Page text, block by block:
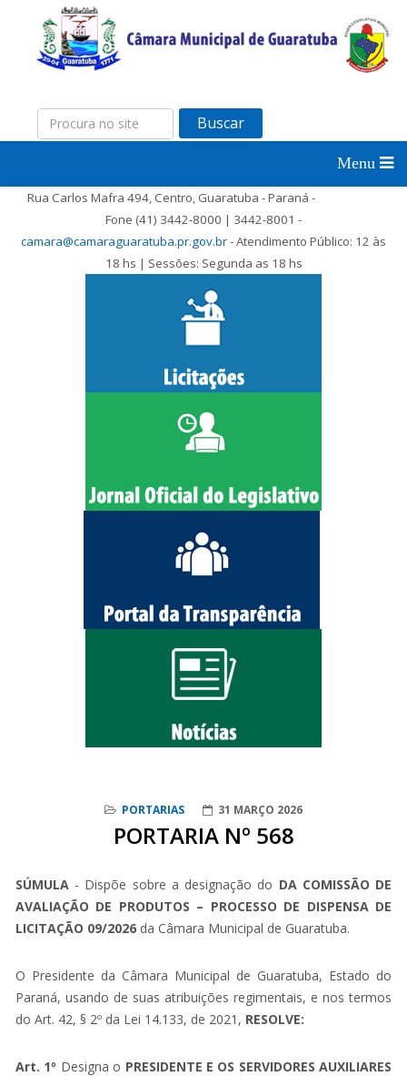
Buscar
Rua Carlos Mafra 494, Centro, Guaratuba - Paraná -
Fone (41) 3442-8000 | 3442-8001 -
camara@camaraguaratuba.pr.gov.br- Atendimento Público: 12 às
18 hs | Sessões: Segunda as 18 hs
PORTARIAS 31 MARÇO 2026
PORTARIA Nº 568
SÚMULA - Dispõe sobre a designação do DA COMISSÃO DE
AVALIAÇÃO DE PRODUTOS – PROCESSO DE DISPENSA DE
LICITAÇÃO 09/2026 da Câmara Municipal de Guaratuba.
O Presidente da Câmara Municipal de Guaratuba, Estado do
Paraná, usando de suas atribuições regimentais, e nos termos
do Art. 42, § 2º da Lei 14.133, de 2021, RESOLVE:
Art. 1º Designa o PRESIDENTE E OS SERVIDORES AUXILIARES